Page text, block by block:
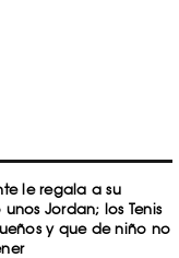
le regala a su
unos Jordan; los Tenis
y que de niño no